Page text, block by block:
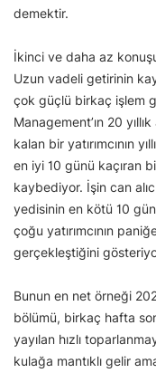
demektir.
İkinci ve daha az
Uzun vadeli getirinin
çok güçlü birkaç işlem
Management’ın 20
kalan bir yatırımcının
en iyi 10 günü kaçıran
kaybediyor. İşin can
yedisinin en kötü 10
çoğu yatırımcının
gerçekleştiğini
Bunun en net örneği
bölümü, birkaç hafta
yayılan hızlı
kulağa mantıklı gelir